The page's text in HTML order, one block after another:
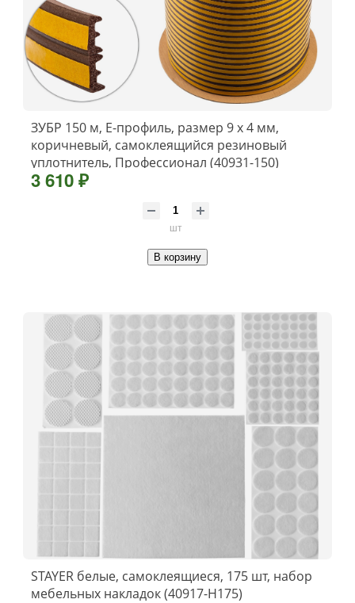
ЗУБР 150 м, E-профиль, размер 9 х 4 мм,
коричневый, самоклеящийся резиновый
уплотнитель, Профессионал (40931-150)
3 610 ₽
шт
В корзину
STAYER белые, самоклеящиеся, 175 шт, набор
мебельных накладок (40917-H175)